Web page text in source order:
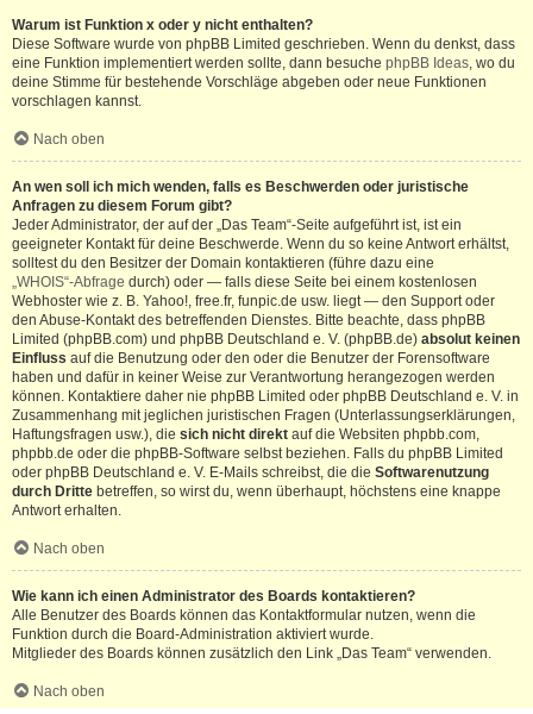
Warum ist Funktion x oder y nicht enthalten?
Diese Software wurde von phpBB Limited geschrieben. Wenn du denkst, dass
eine Funktion implementiert werden sollte, dann besuche phpBB Ideas, wo du
deine Stimme für bestehende Vorschläge abgeben oder neue Funktionen
vorschlagen kannst.
Nach oben
An wen soll ich mich wenden, falls es Beschwerden oder juristische
Anfragen zu diesem Forum gibt?
Jeder Administrator, der auf der „Das Team“-Seite aufgeführt ist, ist ein
geeigneter Kontakt für deine Beschwerde. Wenn du so keine Antwort erhältst,
solltest du den Besitzer der Domain kontaktieren (führe dazu eine
„WHOIS“-Abfrage durch) oder — falls diese Seite bei einem kostenlosen
Webhoster wie z. B. Yahoo!, free.fr, funpic.de usw. liegt — den Support oder
den Abuse-Kontakt des betreffenden Dienstes. Bitte beachte, dass phpBB
Limited (phpBB.com) und phpBB Deutschland e. V. (phpBB.de) absolut keinen
Einfluss auf die Benutzung oder den oder die Benutzer der Forensoftware
haben und dafür in keiner Weise zur Verantwortung herangezogen werden
können. Kontaktiere daher nie phpBB Limited oder phpBB Deutschland e. V. in
Zusammenhang mit jeglichen juristischen Fragen (Unterlassungserklärungen,
Haftungsfragen usw.), die sich nicht direkt auf die Websiten phpbb.com,
phpbb.de oder die phpBB-Software selbst beziehen. Falls du phpBB Limited
oder phpBB Deutschland e. V. E-Mails schreibst, die die Softwarenutzung
durch Dritte betreffen, so wirst du, wenn überhaupt, höchstens eine knappe
Antwort erhalten.
Nach oben
Wie kann ich einen Administrator des Boards kontaktieren?
Alle Benutzer des Boards können das Kontaktformular nutzen, wenn die
Funktion durch die Board-Administration aktiviert wurde.
Mitglieder des Boards können zusätzlich den Link „Das Team“ verwenden.
Nach oben